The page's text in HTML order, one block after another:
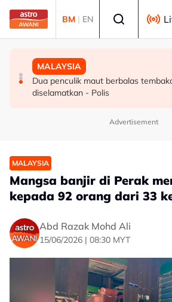
Skip to main content
BM | EN
MALAYSIA
TalentCorp lancar MyHeart Global
Malaysia di luar negara
MALAYSIA
Selangor sasar bina 200,000 rumah
bawah RS-2 - Amirudin
MALAYSIA
Dua penculik maut berbalas
diselamatkan - Polis
Advertisement
MALAYSIA
Mangsa banjir di Perak
kepada 92 orang dari 33
Abd Razak Mohd Ali
15/06/2026 | 08:30 MYT